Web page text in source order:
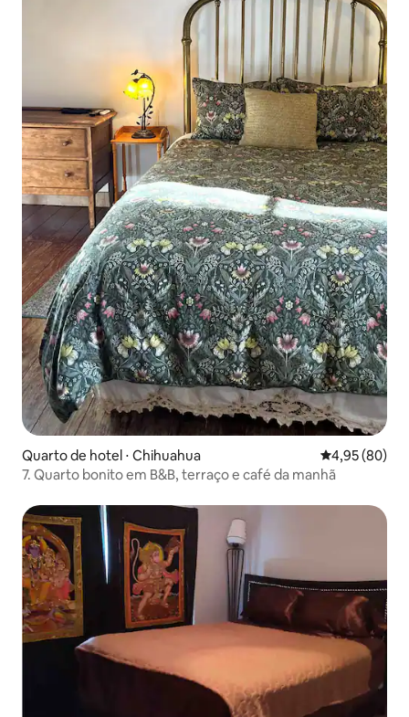
Quarto de hotel ⋅ Chihuahua 4,95 de uma
4,95 (80)
7. Quarto bonito em B&B, terraço e café da manhã